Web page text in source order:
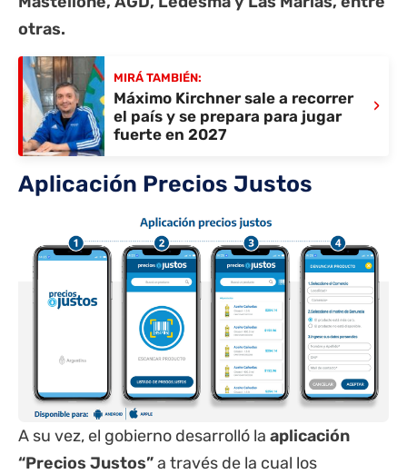
otras.
MIRÁ TAMBIÉN:
Máximo Kirchner sale a recorrer
el país y se prepara para jugar
fuerte en 2027
›
Aplicación Precios Justos
A su vez, el gobierno desarrolló la aplicación
“Precios Justos”a través de la cual los